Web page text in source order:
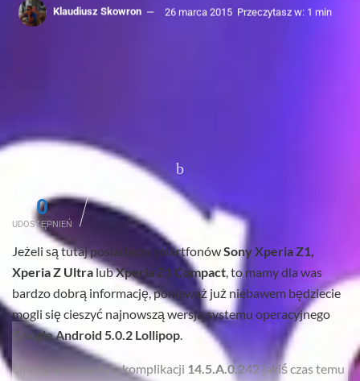
Klaudiusz Skowron 26 marca 2015 Przeczytasz w: 1 min
0
UDOSTĘPNIEŃ
Jeżeli są tutaj posiadacze smartfonówSony Xperia Z1,
Xperia Z Ultra lubXperia Z1 Compact, to mamy dla was
bardzo dobrą informację, ponieważ już niebawem będziecie
mogli się cieszyć najnowszą wersją systemu operacyjnego
Google Android 5.0.2 Lollipop.
Oprogramowanie o komplikacji 14.5.A.0.242jakiś czas temu